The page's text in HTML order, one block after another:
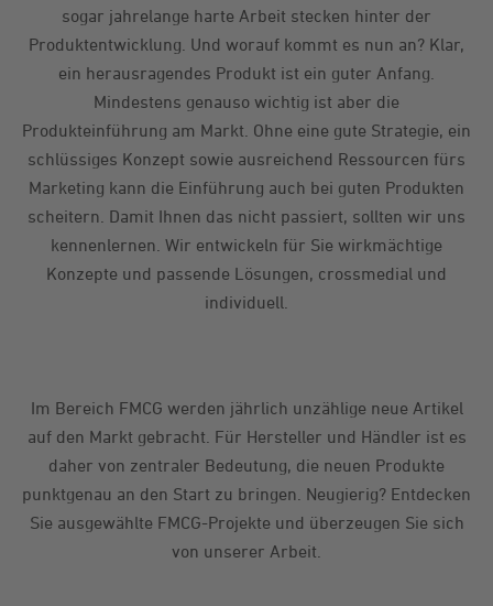
sogar jahrelange harte Arbeit stecken hinter der
Produktentwicklung. Und worauf kommt es nun an? Klar,
ein herausragendes Produkt ist ein guter Anfang.
Mindestens genauso wichtig ist aber die
Produkteinführung am Markt. Ohne eine gute Strategie, ein
schlüssiges Konzept sowie ausreichend Ressourcen fürs
Marketing kann die Einführung auch bei guten Produkten
scheitern. Damit Ihnen das nicht passiert, sollten wir uns
kennenlernen. Wir entwickeln für Sie wirkmächtige
Konzepte und passende Lösungen, crossmedial und
individuell.
Im Bereich FMCG werden jährlich unzählige neue Artikel
auf den Markt gebracht. Für Hersteller und Händler ist es
daher von zentraler Bedeutung, die neuen Produkte
punktgenau an den Start zu bringen. Neugierig? Entdecken
Sie ausgewählte FMCG-Projekte und überzeugen Sie sich
von unserer Arbeit.